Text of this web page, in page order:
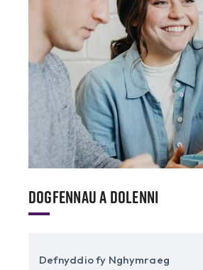
Dogfennau a Dolenni
Defnyddio fy Nghymraeg